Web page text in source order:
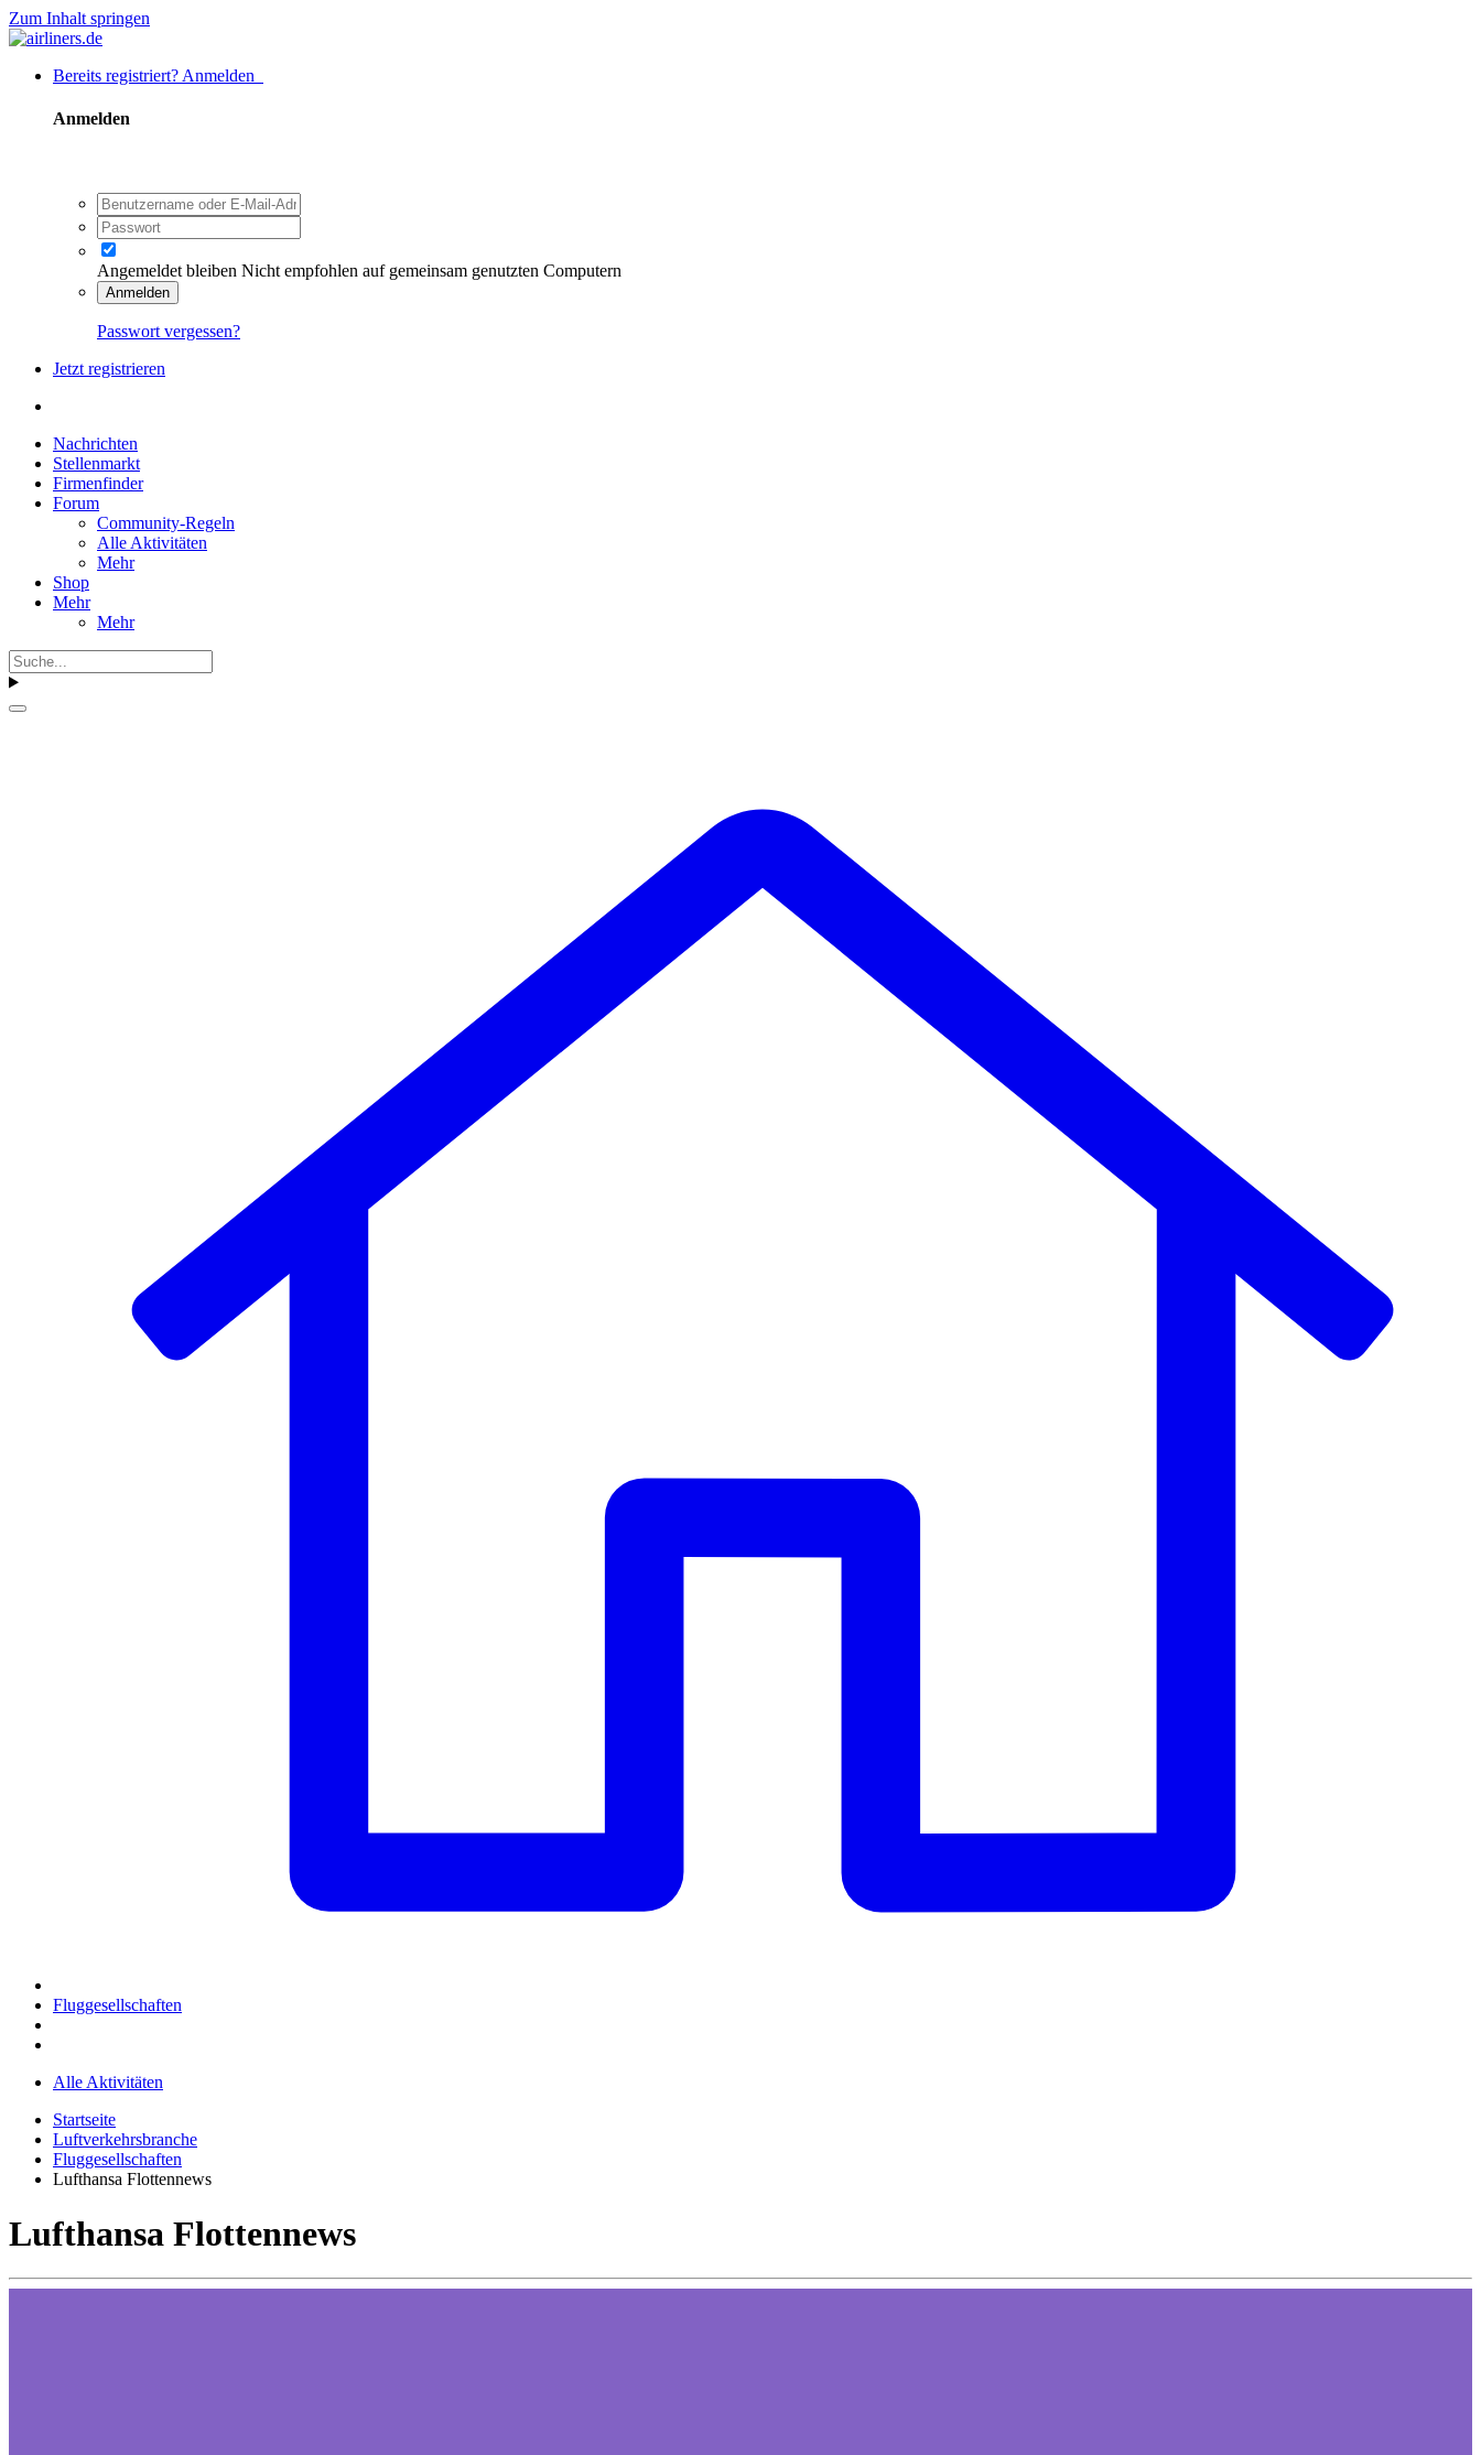
Zum Inhalt springen
Bereits registriert? Anmelden
Anmelden
Angemeldet bleiben Nicht empfohlen auf gemeinsam genutzten Computern
Anmelden
Passwort vergessen?
Jetzt registrieren
Nachrichten
Stellenmarkt
Firmenfinder
Forum
Community-Regeln
Alle Aktivitäten
Mehr
Shop
Mehr
Mehr
Fluggesellschaften
Alle Aktivitäten
Startseite
Luftverkehrsbranche
Fluggesellschaften
Lufthansa Flottennews
Lufthansa Flottennews